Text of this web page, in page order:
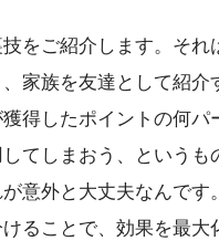
をご紹介します。それ
家族を友達として紹
得したポイントの何
てしまおう、というも
意外と大丈夫なんです
ることで、効果を最大